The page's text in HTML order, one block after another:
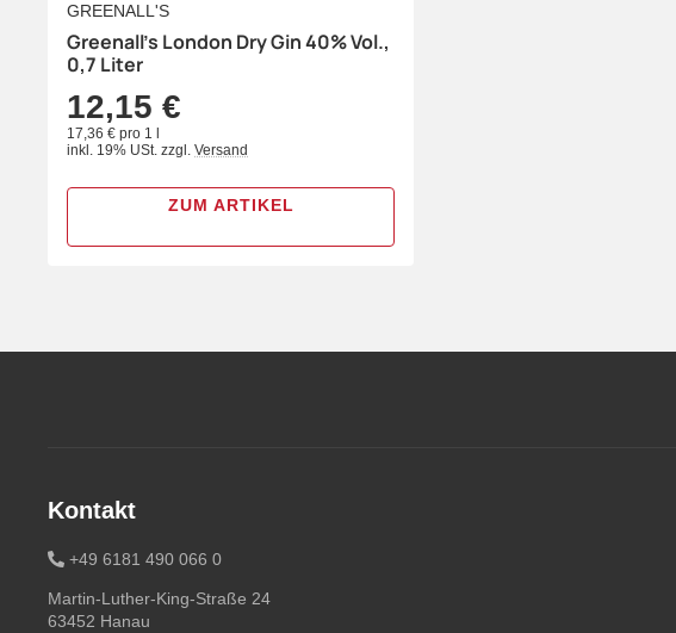
GREENALL'S
Greenall's London Dry Gin 40% Vol.,
0,7 Liter
12,15 €
17,36 € pro 1 l
inkl. 19% USt. zzgl. Versand
ZUM ARTIKEL
Kontakt
+49 6181 490 066 0
Martin-Luther-King-Straße 24
63452 Hanau